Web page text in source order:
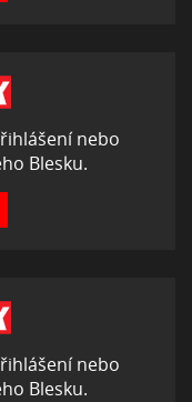
nebo
Blesku.
nebo
Blesku.